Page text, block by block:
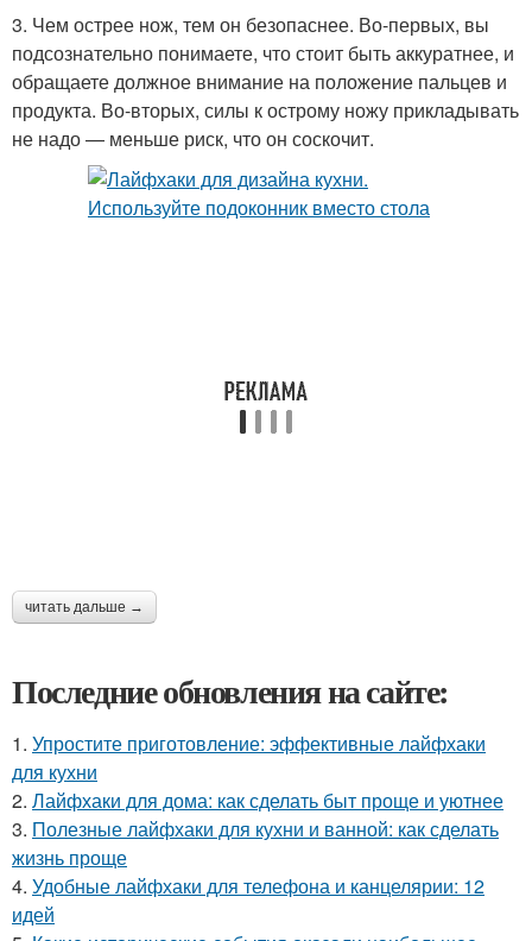
3. Чем острее нож, тем он безопаснее. Во-первых, вы
подсознательно понимаете, что стоит быть аккуратнее, и
обращаете должное внимание на положение пальцев и
продукта. Во-вторых, силы к острому ножу прикладывать
не надо — меньше риск, что он соскочит.
читать дальше →
Последние обновления на сайте:
1. Упростите приготовление: эффективные лайфхаки
для кухни
2. Лайфхаки для дома: как сделать быт проще и уютнее
3. Полезные лайфхаки для кухни и ванной: как сделать
жизнь проще
4. Удобные лайфхаки для телефона и канцелярии: 12
идей